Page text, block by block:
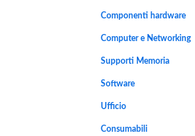
Componenti hardware
Computer e Networking
Supporti Memoria
Software
Ufficio
Consumabili